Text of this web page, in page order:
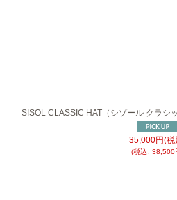
SISOL CLASSIC HAT（シゾール クラシ
35,000円(税
(税込 : 38,500